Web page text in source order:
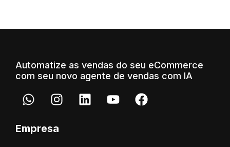
Automatize as vendas do seu eCommerce
com seu novo agente de vendas com IA
Empresa